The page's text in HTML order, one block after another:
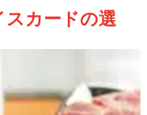
カードの選